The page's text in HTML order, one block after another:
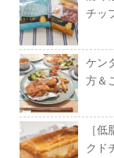
チッ
ケン
方＆
［
クド